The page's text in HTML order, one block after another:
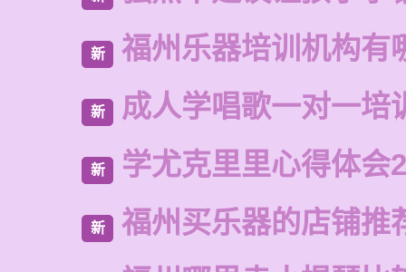
新 福州乐器培训机构有
新 成人学唱歌一对一培
新 学尤克里里心得体会
新 福州买乐器的店铺推